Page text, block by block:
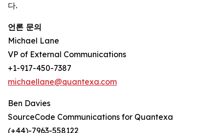
다.
언론 문의
Michael Lane
VP of External Communications
+1-917-450-7387
michaellane@quantexa.com
Ben Davies
SourceCode Communications for Quantexa
(+44)-7963-558122